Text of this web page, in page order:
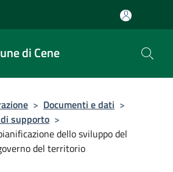
di Cene
> Documenti e dati >
supporto >
dello sviluppo del
del territorio